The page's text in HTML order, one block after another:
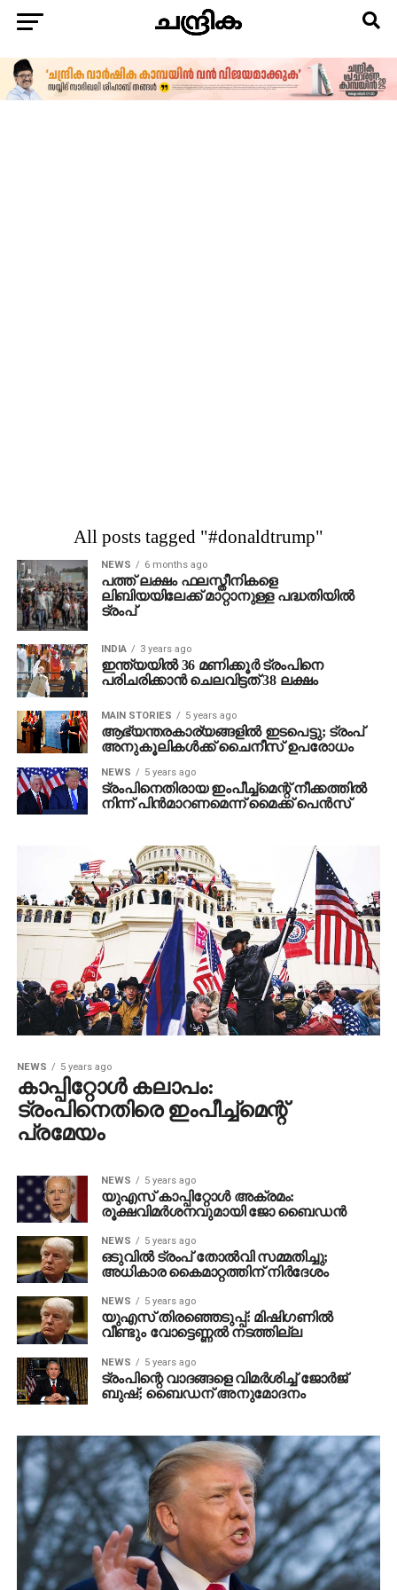
All posts tagged "#donaldtrump"
NEWS 6 months ago
പത്ത് ലക്ഷം ഫലസ്തീനികളെ
ലിബിയയിലേക്ക് മാറ്റാനുള്ള പദ്ധതിയില്‍
ട്രംപ്
INDIA 3 years ago
ഇന്ത്യയില്‍ 36 മണിക്കൂര്‍ ട്രംപിനെ
പരിചരിക്കാന്‍ ചെലവിട്ടത് 38 ലക്ഷം
MAIN STORIES 5 years ago
ആഭ്യന്തരകാര്യങ്ങളില്‍ ഇടപെട്ടു; ട്രംപ്
അനുകൂലികള്‍ക്ക് ചൈനീസ് ഉപരോധം
NEWS 5 years ago
ട്രംപിനെതിരായ ഇംപീച്ച്‌മെന്റ് നീക്കത്തില്‍
നിന്ന് പിന്‍മാറണമെന്ന് മൈക്ക് പെന്‍സ്
NEWS 5 years ago
കാപ്പിറ്റോള്‍ കലാപം:
ട്രംപിനെതിരെ ഇംപീച്ച്‌മെന്റ്
പ്രമേയം
NEWS 5 years ago
യുഎസ് കാപ്പിറ്റോള്‍ അക്രമം:
രൂക്ഷവിമര്‍ശനവുമായി ജോ ബൈഡന്‍
NEWS 5 years ago
ഒടുവില്‍ ട്രംപ് തോല്‍വി സമ്മതിച്ചു;
അധികാര കൈമാറ്റത്തിന് നിര്‍ദേശം
NEWS 5 years ago
യുഎസ് തിരഞ്ഞെടുപ്പ്: മിഷിഗണില്‍
വീണ്ടും വോട്ടെണ്ണല്‍ നടത്തില്ല
NEWS 5 years ago
ട്രംപിന്റെ വാദങ്ങളെ വിമര്‍ശിച്ച് ജോര്‍ജ്
ബുഷ്; ബൈഡന് അനുമോദനം